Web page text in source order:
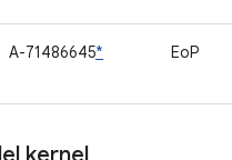
A-71486645* EoP